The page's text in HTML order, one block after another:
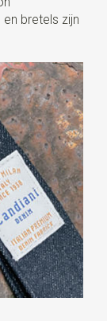
bretels zijn